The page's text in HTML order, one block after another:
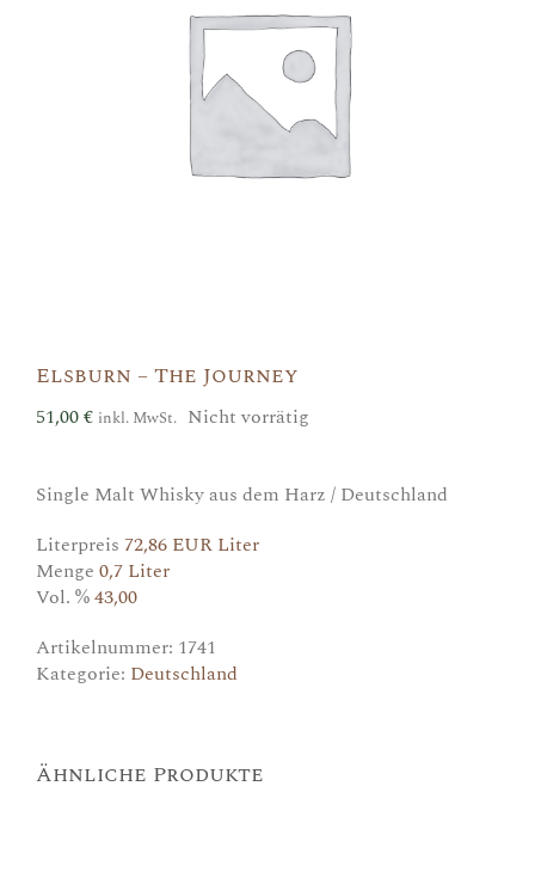
Elsburn – The Journey
51,00€ inkl. MwSt. Nicht vorrätig
Single Malt Whisky aus dem Harz / Deutschland
Literpreis 72,86 EUR Liter
Menge 0,7 Liter
Vol. %43,00
Artikelnummer: 1741
Kategorie: Deutschland
Ähnliche Produkte